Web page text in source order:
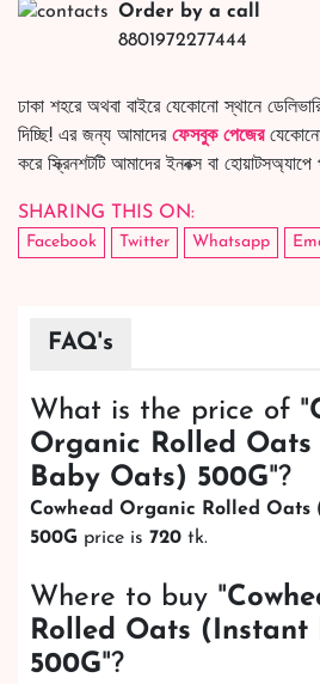
Order by a call
8801972277444
ঢাকা শহরে অথবা বাইরে যেকোনো স্থানে
দিচ্ছি! এর জন্য আমাদের ফেসবুক পেজেরযেকোনো
করে স্ক্রিনশটটি আমাদের ইনবক্স বা হোয়াটসঅ্যাপে
SHARING THIS ON:
Facebook Twitter Whatsapp
FAQ's
What is the price of "
Organic Rolled
Baby Oats) 500G"?
Cowhead Organic Rolled
500G price is 720 tk.
Where to buy "
Rolled Oats (Instant
500G"?